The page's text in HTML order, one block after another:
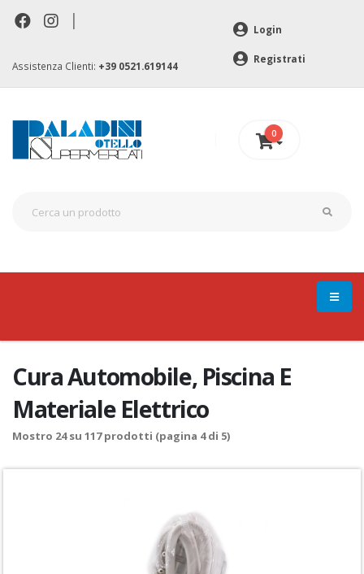
|
Assistenza Clienti: +39 0521.619144
Login
Registrati
0
Cura Automobile, Piscina E
Materiale Elettrico
Mostro 24su 117prodotti (pagina 4 di 5)